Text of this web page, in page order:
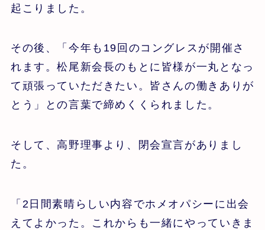
起こりました。
その後、「今年も19回のコングレスが開催さ
れます。松尾新会長のもとに皆様が一丸となっ
て頑張っていただきたい。皆さんの働きありが
とう」との言葉で締めくくられました。
そして、高野理事より、閉会宣言がありまし
た。
「2日間素晴らしい内容でホメオパシーに出会
えてよかった。これからも一緒にやっていきま